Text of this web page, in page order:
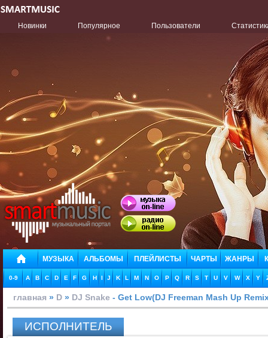
Новинки Популярное Пользователи
МУЗЫКА АЛЬБОМЫ ПЛЕЙЛИСТЫ ЧАРТЫ ЖАНРЫ
0-9 A B C D E F G H I J K L M N O P Q R S T U V W X Y
главная » D » DJ Snake - Get Low(DJ Freeman Mash Up
ИСПОЛНИТЕЛЬ